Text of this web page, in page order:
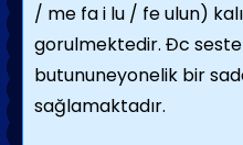
/ me fa i lu / fe ulun)
gorulmektedir. Đc
butununeyonelik bir
sağlamaktadır.